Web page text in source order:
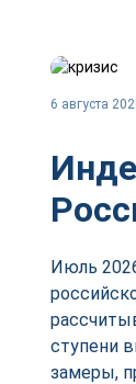
6 августа
Июль
ступени
замеры,